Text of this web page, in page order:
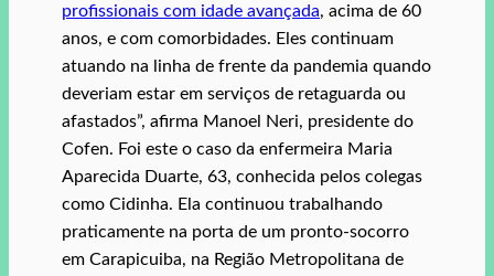
profissionais com idade avançada, acima de 60
anos, e com comorbidades. Eles continuam
atuando na linha de frente da pandemia quando
deveriam estar em serviços de retaguarda ou
afastados”, afirma Manoel Neri, presidente do
Cofen. Foi este o caso da enfermeira Maria
Aparecida Duarte, 63, conhecida pelos colegas
como Cidinha. Ela continuou trabalhando
praticamente na porta de um pronto-socorro
em Carapicuiba, na Região Metropolitana de